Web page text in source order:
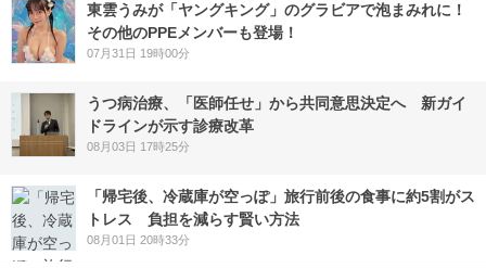
東雲うみが「ヤングキング」のグラビアで泡まみれに！
その他のPPEメンバーも登場！
07月31日 19時00分
うつ病治療、「医師任せ」から共同意思決定へ 新ガイ
ドラインが示す診療改革
08月03日 17時25分
「帰宅後、冷蔵庫が空っぽ」旅行前後の食事に約5割がス
トレス 負担を減らす賢い方法
08月01日 20時33分